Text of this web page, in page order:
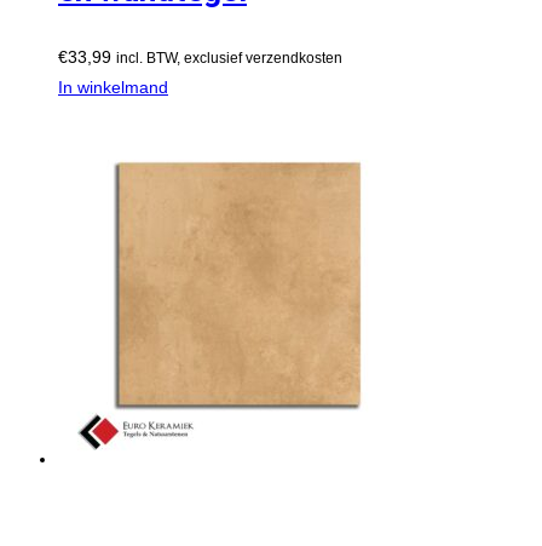
€33,99 incl. BTW, exclusief verzendkosten
In winkelmand